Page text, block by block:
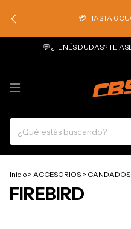
💳 HASTA 6
💬 ¿TENÉS DUDAS? TE
Inicio > ACCESORIOS > CANDADOS
FIREBIRD